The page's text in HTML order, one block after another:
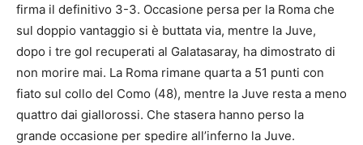
firma il definitivo 3-3. Occasione persa per la Roma che
sul doppio vantaggio si è buttata via, mentre la Juve,
dopo i tre gol recuperati al Galatasaray, ha dimostrato di
non morire mai. La Roma rimane quarta a 51 punti con
fiato sul collo del Como (48), mentre la Juve resta a meno
quattro dai giallorossi. Che stasera hanno perso la
grande occasione per spedire all’inferno la Juve.